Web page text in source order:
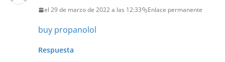
el 29 de marzo de 2022 a las 12:33 Enlace permanente
buy propanolol
Respuesta